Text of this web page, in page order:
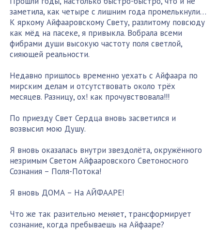
заметила, как четыре с лишним года промелькнули…
К яркому Айфааровскому Свету, разлитому повсюду
как мёд на пасеке, я привыкла. Вобрала всеми
фибрами души высокую частоту поля светлой,
сияющей реальности.
Недавно пришлось временно уехать с Айфаара по
мирским делам и отсутствовать около трёх
месяцев. Разницу, ох! как прочувствовала!!!
По приезду Свет Сердца вновь засветился и
возвысил мою Душу.
Я вновь оказалась внутри звездолёта, окружённого
незримым Светом Айфааровского Светоносного
Сознания – Поля-Потока!
Я вновь ДОМА – На АЙФААРЕ!
Что же так разительно меняет, трансформирует
сознание, когда пребываешь на Айфааре?